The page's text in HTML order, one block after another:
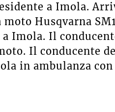
a Imola.
Husqvarna
Imola. Il
Il conducente
in ambulanza